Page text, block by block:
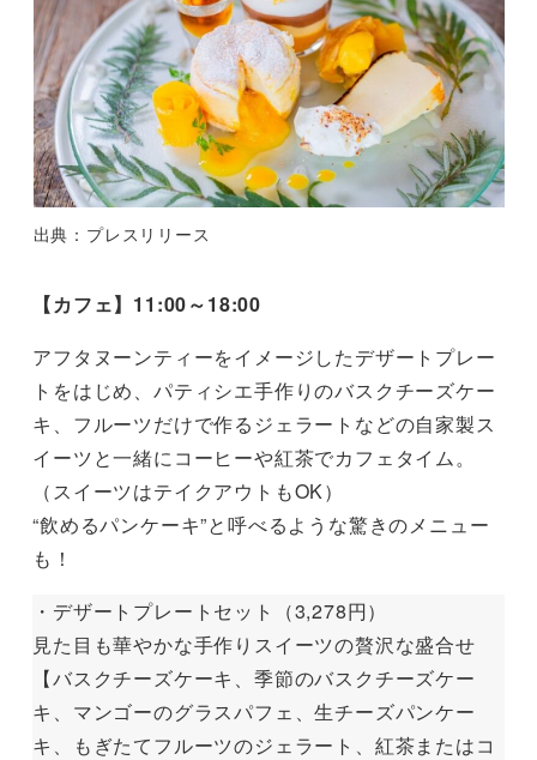
出典：プレスリリース
【カフェ】11:00～18:00
アフタヌーンティーをイメージしたデザートプレー
トをはじめ、パティシエ手作りのバスクチーズケー
キ、フルーツだけで作るジェラートなどの自家製ス
イーツと一緒にコーヒーや紅茶でカフェタイム。
（スイーツはテイクアウトもOK）
“飲めるパンケーキ”と呼べるような驚きのメニュー
も！
・デザートプレートセット（3,278円）
見た目も華やかな手作りスイーツの贅沢な盛合せ
【バスクチーズケーキ、季節のバスクチーズケー
キ、マンゴーのグラスパフェ、生チーズパンケー
キ、もぎたてフルーツのジェラート、紅茶またはコ